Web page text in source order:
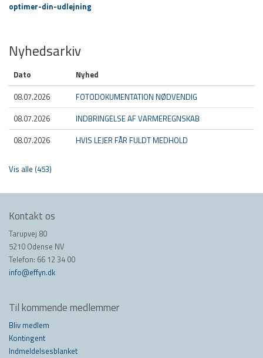
optimer-din-udlejning
Nyhedsarkiv
Dato
Nyhed
08.07.2026
FOTODOKUMENTATION NØDVENDIG
08.07.2026
INDBRINGELSE AF VARMEREGNSKAB
08.07.2026
HVIS LEJER FÅR FULDT MEDHOLD
Vis alle (453)
Kontakt os
Tarupvej 80
5210 Odense NV
Telefon: 66 12 34 00
info@effyn.dk
Til kommende medlemmer
Bliv medlem
Kontingent
Indmeldelsesblanket